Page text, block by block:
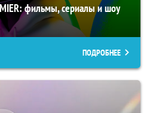
фильмы, сериалы и шоу
ПОДРОБНЕЕ